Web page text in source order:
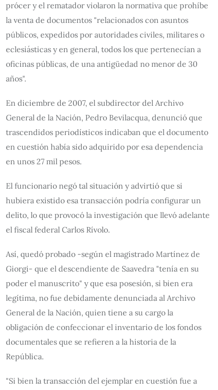
prócer y el rematador violaron la normativa que prohíbe
la venta de documentos "relacionados con asuntos
públicos, expedidos por autoridades civiles, militares o
eclesiásticas y en general, todos los que pertenecían a
oficinas públicas, de una antigüedad no menor de 30
años".
En diciembre de 2007, el subdirector del Archivo
General de la Nación, Pedro Bevilacqua, denunció que
trascendidos periodísticos indicaban que el documento
en cuestión había sido adquirido por esa dependencia
en unos 27 mil pesos.
El funcionario negó tal situación y advirtió que si
hubiera existido esa transacción podría configurar un
delito, lo que provocó la investigación que llevó adelante
el fiscal federal Carlos Rívolo.
Así, quedó probado -según el magistrado Martínez de
Giorgi- que el descendiente de Saavedra "tenía en su
poder el manuscrito" y que esa posesión, si bien era
legítima, no fue debidamente denunciada al Archivo
General de la Nación, quien tiene a su cargo la
obligación de confeccionar el inventario de los fondos
documentales que se refieren a la historia de la
República.
"Si bien la transacción del ejemplar en cuestión fue a